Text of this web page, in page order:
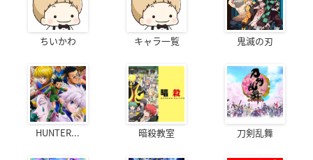
ちいかわ キャラ一覧 鬼滅の刃
HUNTER... 暗殺教室 刀剣乱舞